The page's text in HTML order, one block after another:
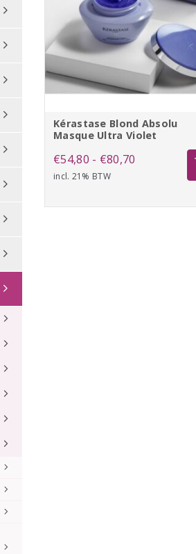
Kérastase Blond Absolu
Masque Ultra Violet
€54,80 - €80,70 Prijsklasse:
incl. 21% BTW